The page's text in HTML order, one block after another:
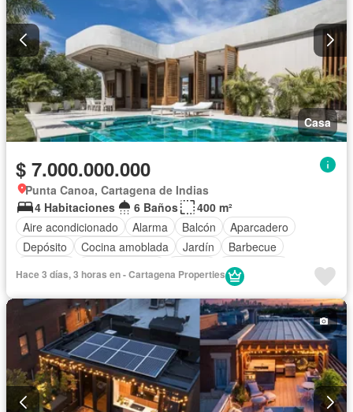
Casa
$ 7.000.000.000
Punta Canoa, Cartagena de Indias
4 Habitaciones
6 Baños
400 m²
Aire acondicionado
Alarma Balcón
Aparcadero
Depósito
Cocina amoblada Jardín
Barbecue
Gas natural
Seguridad privada
Cuarto de servicio
Piscina Cancha de tenis Patio
Hace 3 días, 3 horas en - Cartagena Properties